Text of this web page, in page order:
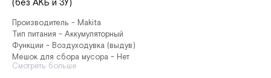
(без АКБ и ЗУ)
Производитель - Makita
Тип питания - Аккумуляторный
Функции - Воздуходувка (выдув)
Мешок для сбора мусора - Нет
Смотреть больше